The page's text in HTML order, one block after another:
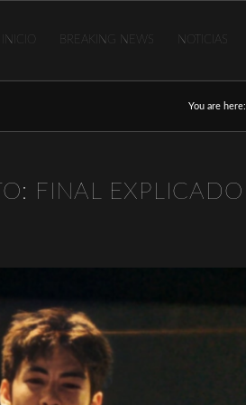
INICIO BREAKING NEWS NOTICIAS
You are here:
FINAL EXPLICADO